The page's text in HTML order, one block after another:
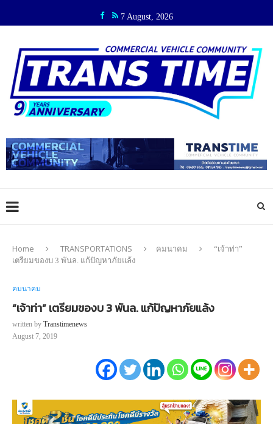
7 August, 2026
Home TRANSPORTATIONS คมนาคม
“เจ้าท่า”
เตรียมของบ 3 พันล. แก้ปัญหาภัยแล้ง
คมนาคม
“เจ้าท่า” เตรียมของบ 3 พันล. แก้ปัญหาภัยแล้ง
written by Transtimenews
August 7, 2019